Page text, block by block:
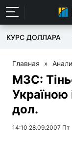
КУРС ДОЛЛАРА
Главная »
МЗС:
Україною
дол.
14:10 28.09.2007 Пт